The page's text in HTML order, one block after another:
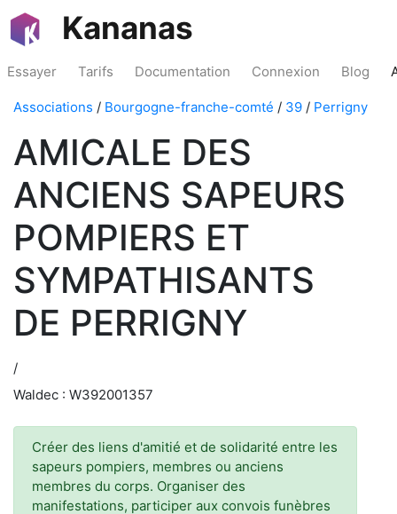
Kananas
Essayer Tarifs Documentation Connexion Blog
Associations / Bourgogne-franche-comté / 39 / Perrigny
AMICALE DES
ANCIENS SAPEURS
POMPIERS ET
SYMPATHISANTS
DE PERRIGNY
/
Waldec : W392001357
Créer des liens d'amitié et de solidarité entre les
sapeurs pompiers, membres ou anciens
membres du corps. Organiser des
manifestations, participer aux convois funèbres